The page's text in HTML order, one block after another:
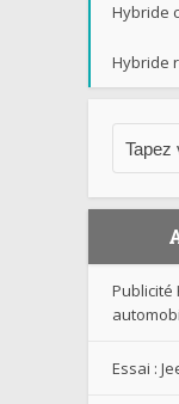
Hybride
Hybride
Publicité
Essai :